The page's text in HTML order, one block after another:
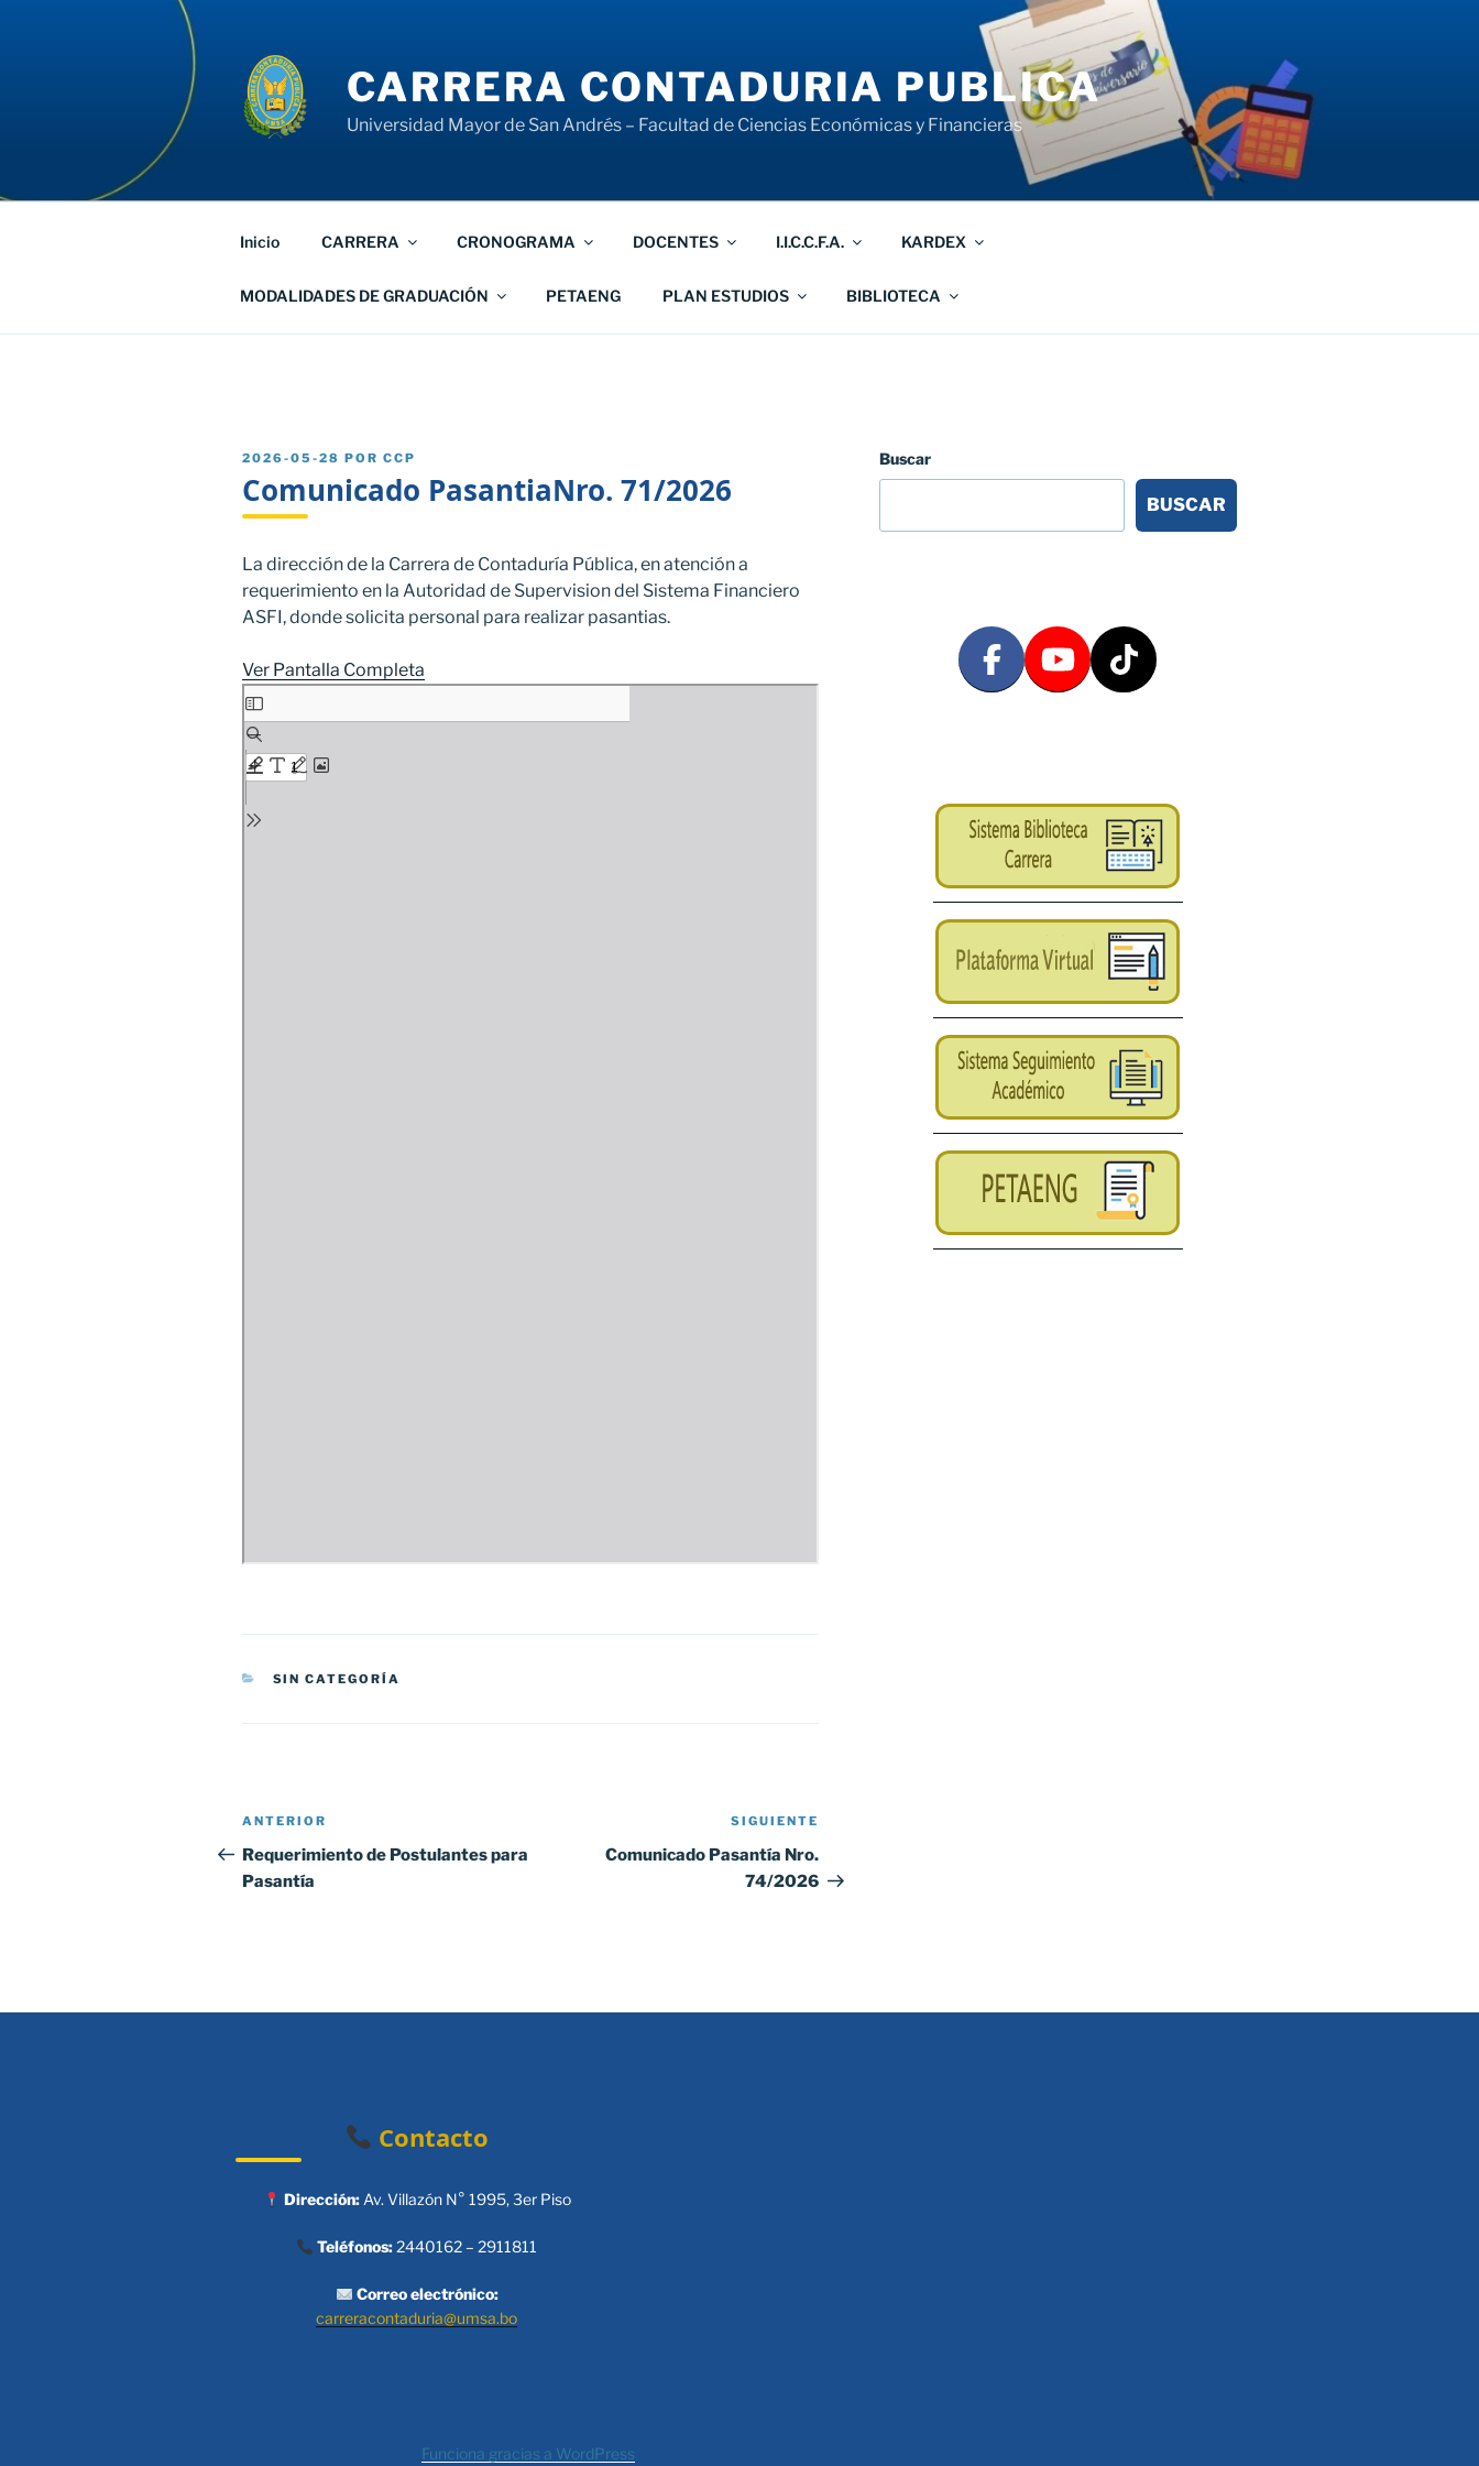
CARRERA CONTADURIA PUBLICA
Universidad Mayor de San Andrés – Facultad de Ciencias Económicas y Financieras
Inicio CARRERA CRONOGRAMA DOCENTES I.I.C.C.F.A. KARDEX
MODALIDADES DE GRADUACIÓN PETAENG PLAN ESTUDIOS BIBLIOTECA
PUBLICADO
2026-05-28 POR CCP
Comunicado PasantiaNro. 71/2026
La dirección de la Carrera de Contaduría Pública, en atención a
requerimiento en la Autoridad de Supervision del Sistema Financiero
ASFI, donde solicita personal para realizar pasantias.
Ver Pantalla Completa
Saltar
al
contenido
del
PDF
CATEGORÍAS
SIN CATEGORÍA
Navegación
de
entradas
Entrada
anterior:
ANTERIOR
Requerimiento de Postulantes para
Pasantía
SIGUIENTE
Comunicado Pasantía Nro.
74/2026
Buscar
BUSCAR
Contacto
Dirección:Av. Villazón N° 1995, 3er Piso
Teléfonos:2440162 – 2911811
Correo electrónico:
carreracontaduria@umsa.bo
Funciona gracias a WordPress